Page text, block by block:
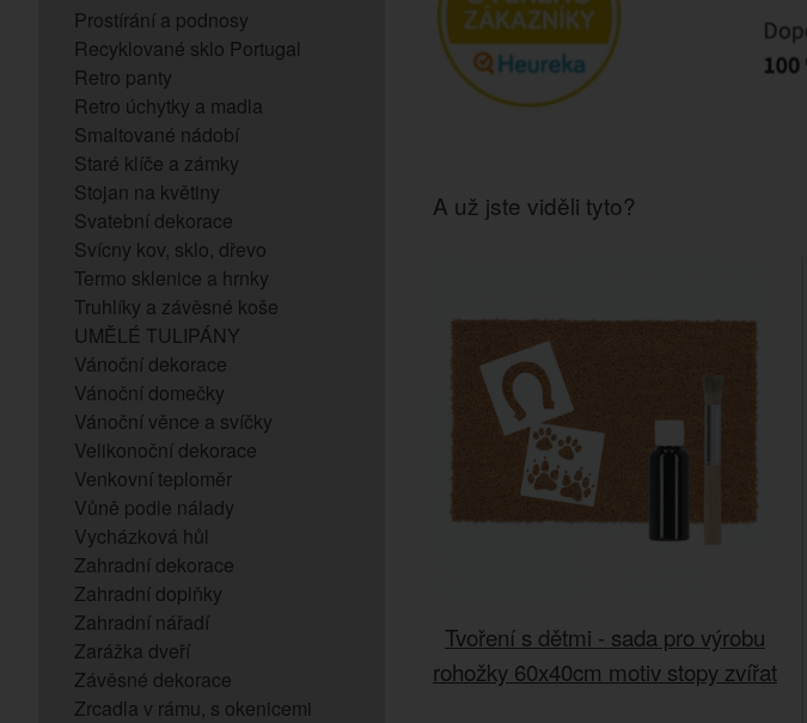
Prostírání a podnosy
Recyklované sklo Portugal
Retro panty
Retro úchytky a madla
Smaltované nádobí
Staré klíče a zámky
Stojan na květiny
Svatební dekorace
Svícny kov, sklo, dřevo
Termo sklenice a hrnky
Truhlíky a závěsné koše
UMĚLÉ TULIPÁNY
Vánoční dekorace
Vánoční domečky
Vánoční věnce a svíčky
Velikonoční dekorace
Venkovní teploměr
Vůně podle nálady
Vycházková hůl
Zahradní dekorace
Zahradní doplňky
Zahradní nářadí
Zarážka dveří
Závěsné dekorace
Zrcadla v rámu, s okenicemi
A už jste viděli tyto?
Tvoření s dětmi - sada pro výrobu
rohožky 60x40cm motiv stopy zvířat